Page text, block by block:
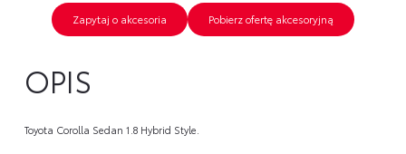
Zapytaj o akcesoria Pobierz ofertę akcesoryjną
OPIS
Toyota Corolla Sedan 1.8 Hybrid Style.